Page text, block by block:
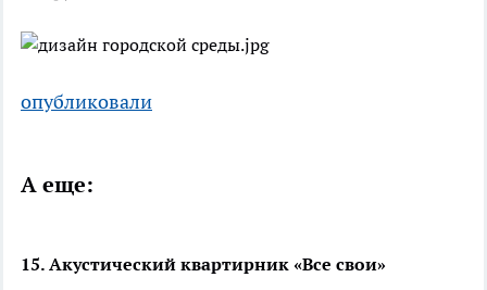
опубликовали
А еще:
15. Акустический квартирник «Все свои»